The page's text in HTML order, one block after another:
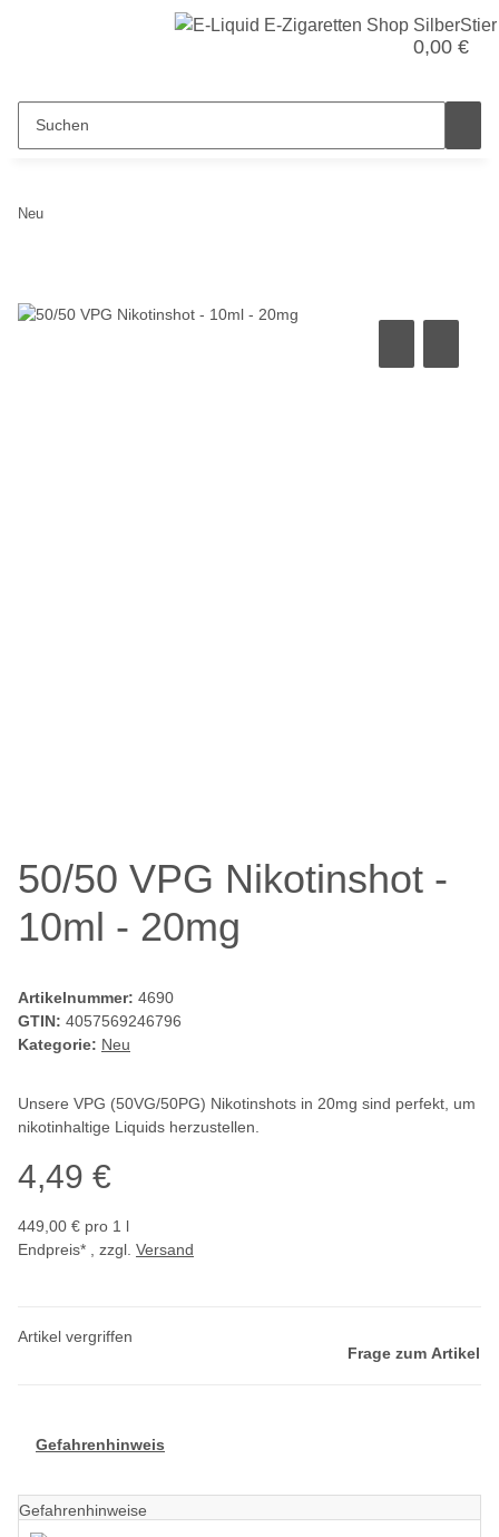
0,00 €
Neu
50/50 VPG Nikotinshot -
10ml - 20mg
Artikelnummer: 4690
GTIN: 4057569246796
Kategorie: Neu
Unsere VPG (50VG/50PG) Nikotinshots in 20mg sind perfekt, um
nikotinhaltige Liquids herzustellen.
4,49 €
449,00 € pro 1 l
Endpreis* , zzgl. Versand
Artikel vergriffen
Frage zum Artikel
Gefahrenhinweis
Gefahrenhinweise